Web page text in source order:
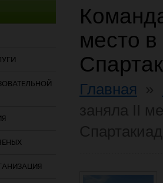
место
Главная